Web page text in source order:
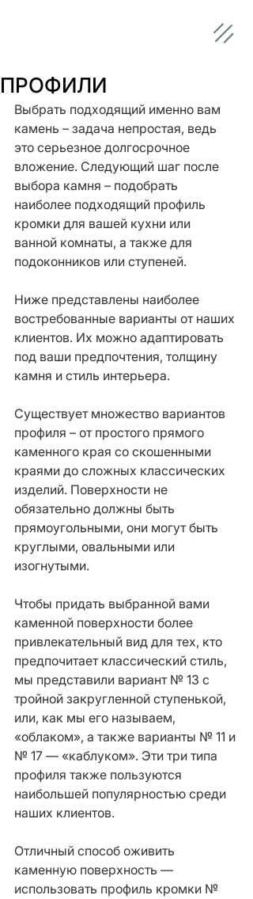
ПРОФИЛИ
Выбрать подходящий именно вам
камень – задача непростая, ведь
это серьезное долгосрочное
вложение. Следующий шаг после
выбора камня – подобрать
наиболее подходящий профиль
кромки для вашей кухни или
ванной комнаты, а также для
подоконников или ступеней.
Ниже представлены наиболее
востребованные варианты от наших
клиентов. Их можно адаптировать
под ваши предпочтения, толщину
камня и стиль интерьера.
Существует множество вариантов
профиля – от простого прямого
каменного края со скошенными
краями до сложных классических
изделий. Поверхности не
обязательно должны быть
прямоугольными, они могут быть
круглыми, овальными или
изогнутыми.
Чтобы придать выбранной вами
каменной поверхности более
привлекательный вид для тех, кто
предпочитает классический стиль,
мы представили вариант № 13 с
тройной закругленной ступенькой,
или, как мы его называем,
«облаком», а также варианты № 11 и
№ 17 — «каблуком». Эти три типа
профиля также пользуются
наибольшей популярностью среди
наших клиентов.
Отличный способ оживить
каменную поверхность —
использовать профиль кромки №